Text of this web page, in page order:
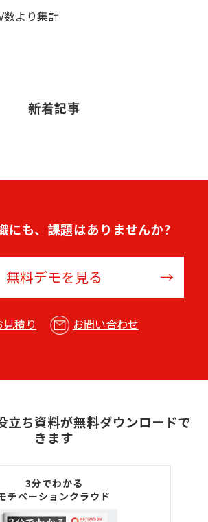
より集計
新着記事
にも、課題はありませんか？
無料デモを見る
見積り お問い合わせ
立ち資料が無料ダウンロードで
きます
3分でわかる
チベーションクラウド